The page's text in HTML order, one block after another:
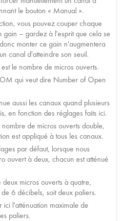
le bouton « Manual ».
vous pouvez couper chaque
gain – gardez à l'esprit que cela se
monter ce gain n'augmentera
canal d'atteindre son seuil.
le nombre de micros ouverts.
qui veut dire Number of Open
aussi les canaux quand plusieurs
en fonction des réglages faits ici.
de micros ouverts double,
est appliqué à tous les canaux.
par défaut, lorsque nous
ouvert à deux, chacun est atténué
deux micros ouverts à quatre,
6 décibels, soit deux paliers.
ici l'atténuation maximale de
paliers.